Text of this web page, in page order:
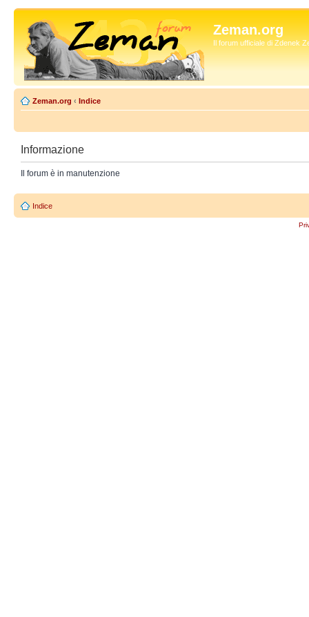
Zeman.org
Il forum ufficiale di Zdenek
Zeman.org ‹ Indice
Informazione
Il forum è in manutenzione
Indice